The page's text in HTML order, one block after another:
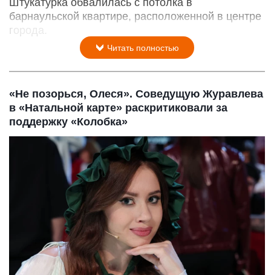
барнаульской квартире, расположенной в центре
города.
Читать полностью
«Не позорься, Олеся». Соведущую Журавлева
в «Натальной карте» раскритиковали за
поддержку «Колобка»